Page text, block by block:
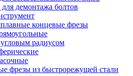
демонтажа болтов
концевые фрезы
радиусом
фрезы из быстрорежущей стали